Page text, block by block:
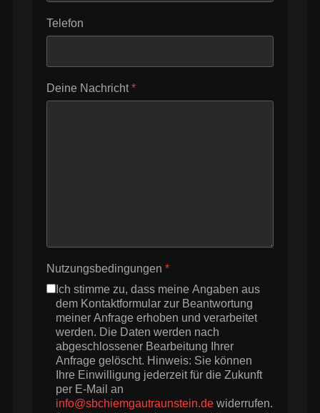
Telefon
Deine Nachricht*
Nutzungsbedingungen *
Ich stimme zu, dass meine Angaben aus
dem Kontaktformular zur Beantwortung
meiner Anfrage erhoben und verarbeitet
werden. Die Daten werden nach
abgeschlossener Bearbeitung Ihrer
Anfrage gelöscht. Hinweis: Sie können
Ihre Einwilligung jederzeit für die Zukunft
per E-Mail an
info@sbchiemgautraunstein.de widerrufen.